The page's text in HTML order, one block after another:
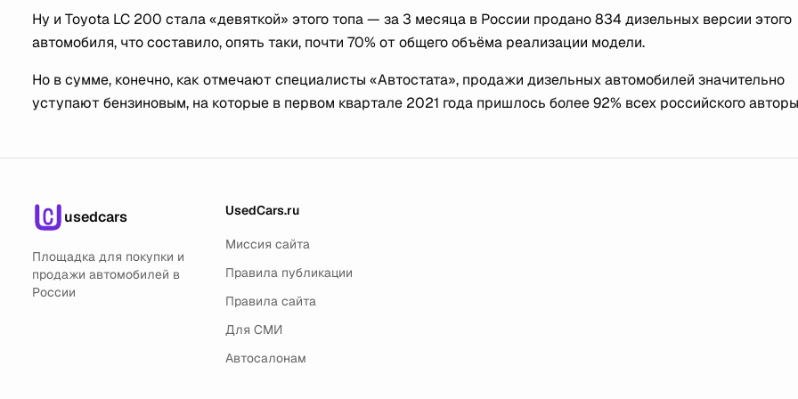
Ну и Toyota LC 200 стала «девяткой» этого топа — за 3 месяца в России продано 834 дизельных версии этого
автомобиля, что составило, опять таки, почти 70% от общего объёма реализации модели.
Но в сумме, конечно, как отмечают специалисты «Автостата», продажи дизельных автомобилей значительно
уступают бензиновым, на которые в первом квартале 2021 года пришлось более 92% всех российского
usedcars
Площадка для покупки и
продажи автомобилей в
России
UsedCars.ru
Миссия сайта
Правила публикации
Правила сайта
Для СМИ
Автосалонам